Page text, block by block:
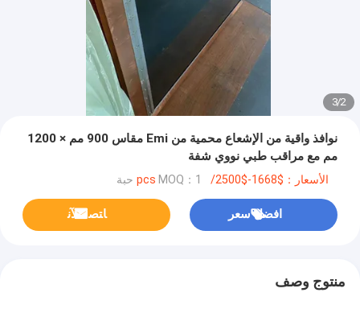
2
/
3
نوافذ واقية من الإشعاع محمية من Emi مقاس 900 مم × 1200
مم مع مراقب طبي نووي شفة
الأسعار：$1668-$2500/pcs MOQ：1 حبة
افضل سعر ﺎﺘﺼﻟ ﺍﻶﻧ
منتوج وصف